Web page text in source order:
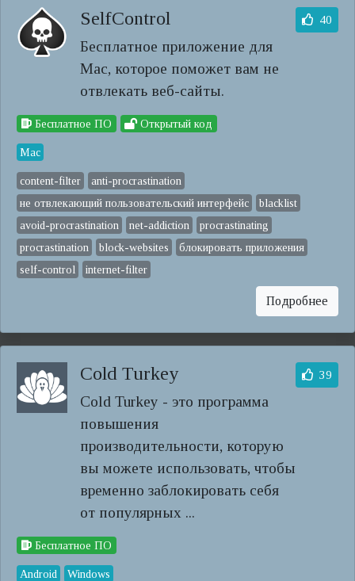
SelfControl
Бесплатное приложение для
Mac, которое поможет вам не
отвлекать веб-сайты.
40
Бесплатное ПО Открытый код
Mac
content-filter
anti-procrastination
не отвлекающий пользовательский интерфейс
blacklist
avoid-procrastination
net-addiction
procrastinating
procrastination
block-websites
блокировать приложения
self-control
internet-filter
Подробнее
Cold Turkey
Cold Turkey - это программа
повышения
производительности, которую
вы можете использовать, чтобы
временно заблокировать себя
от популярных ...
39
Бесплатное ПО
Android Windows